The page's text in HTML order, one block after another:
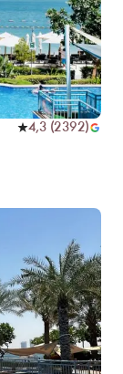
4,3(2392)